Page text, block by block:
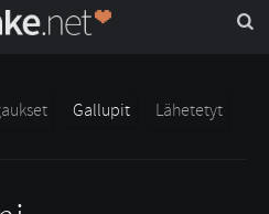
Gallupit
Lähetetyt